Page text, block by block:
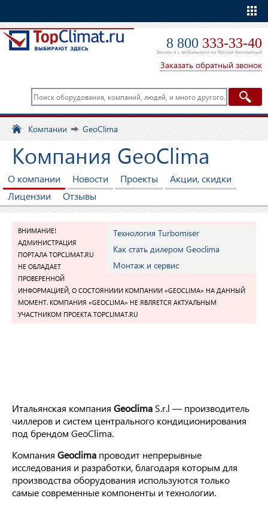
8 800 333-33-40
Звонок и с мобильного по России бесплатный
Заказать обратный звонок
Компании GeoClima
Компания GeoClima
О компании Новости Проекты
Акции, скидки
Лицензии
Отзывы
Технология Turbomiser
Как стать дилером Geoclima
Монтаж и сервис
ВНИМАНИЕ!
АДМИНИСТРАЦИЯ
ПОРТАЛА TOPCLIMAT.RU
НЕ ОБЛАДАЕТ
ПРОВЕРЕННОЙ
ИНФОРМАЦИЕЙ, О СОСТОЯНИИИ КОМПАНИИ «GEOCLIMA» НА ДАННЫЙ
МОМЕНТ. КОМПАНИЯ «GEOCLIMA» НЕ ЯВЛЯЕТСЯ АКТУАЛЬНЫМ
УЧАСТНИКОМ ПРОЕКТА TOPCLIMAT.RU
Итальянская компания Geoclima S.r.l — производитель
чиллеров и систем центрального кондиционирования
под брендом GeoClima.
Компания Geoclima проводит непрерывные
исследования и разработки, благодаря которым для
производства оборудования используются только
самые современные компоненты и технологии.